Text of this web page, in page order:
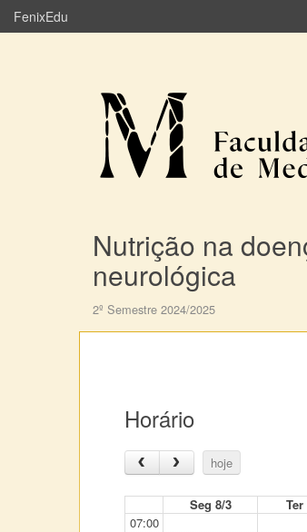
FenixEdu
Nutrição na
neurológica
2º Semestre 2024/2025
Horário
hoje
Seg 8/3 Ter
07:00